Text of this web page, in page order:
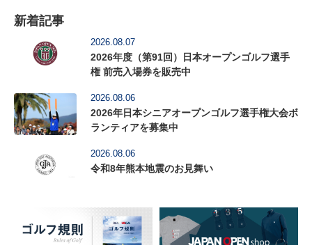
新着記事
2026.08.07
2026年度（第91回）日本オープンゴルフ選手
権 前売入場券を販売中
2026.08.06
2026年日本シニアオープンゴルフ選手権大会ボ
ランティアを募集中
2026.08.06
令和8年熊本地震のお見舞い